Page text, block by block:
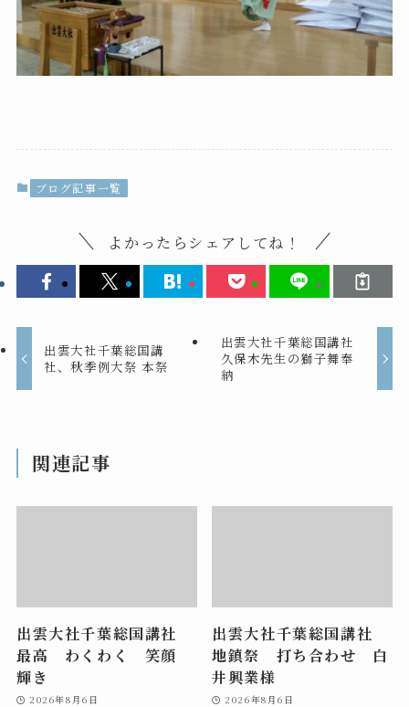
ブログ記事一覧
よかったらシェアしてね！
出雲大社千葉総国講
社、秋季例大祭 本祭
出雲大社千葉総国講社
久保木先生の獅子舞奉
納
関連記事
出雲大社千葉総国講社
最高 わくわく 笑顔
輝き
2026年8月6日
出雲大社千葉総国講社
地鎮祭 打ち合わせ 白
井興業様
2026年8月6日